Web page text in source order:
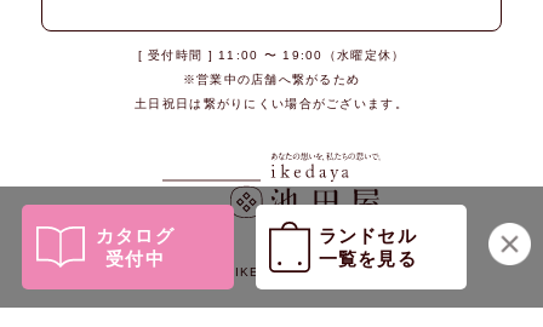
カタログ
受付中
ランドセル
一覧を見る
[ 受付時間 ] 11:00 〜 19:00（水曜定休）
※営業中の店舗へ繋がるため
土日祝日は繋がりにくい場合がございます。
© 2026 IKEDAYA Co., Ltd.